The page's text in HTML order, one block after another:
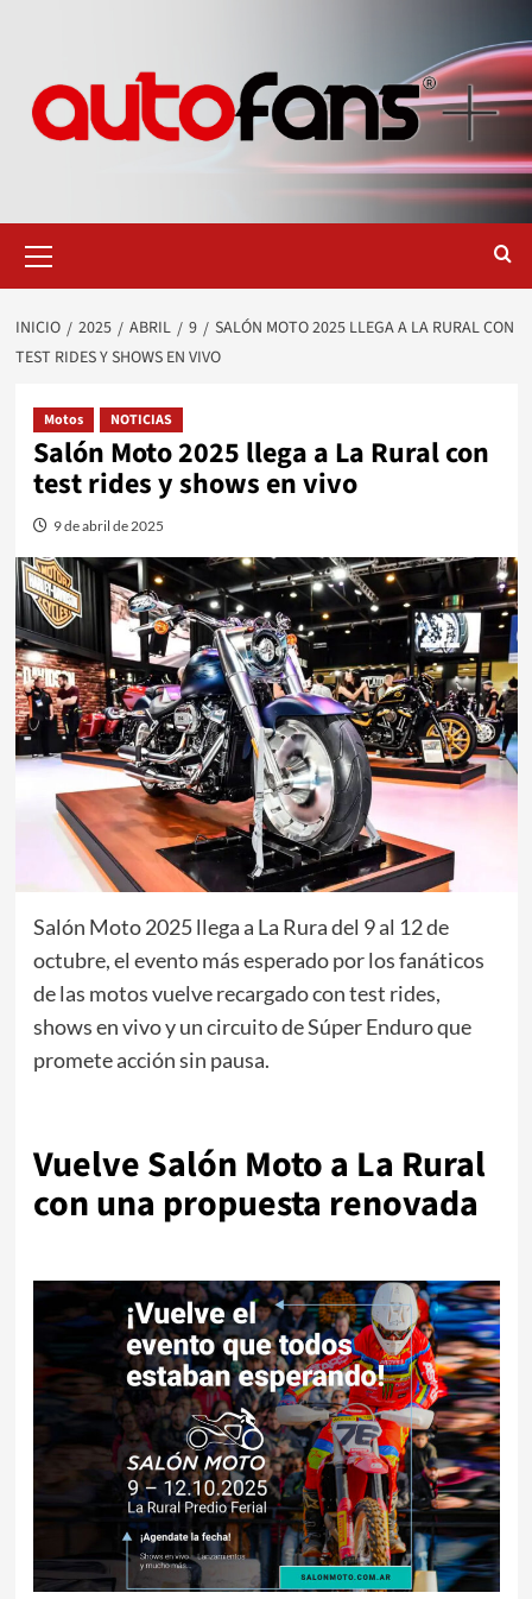
primario
INICIO 2025 ABRIL 9
SALÓN MOTO 2025 LLEGA A LA RURAL CON
TEST RIDES Y SHOWS EN VIVO
Motos NOTICIAS
Salón Moto 2025 llega a La Rural con
test rides y shows en vivo
9 de abril de 2025
Salón Moto 2025 llega a La Rura del 9 al 12 de
octubre, el evento más esperado por los fanáticos
de las motos vuelve recargado con test rides,
shows en vivo y un circuito de Súper Enduro que
promete acción sin pausa.
Vuelve Salón Moto a La Rural
con una propuesta renovada